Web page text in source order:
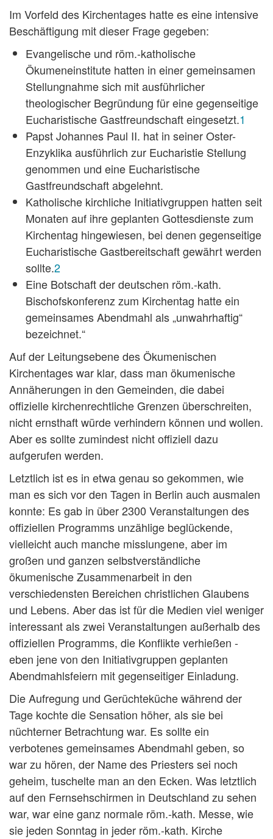
Im Vorfeld des Kirchentages hatte es eine intensive
Beschäftigung mit dieser Frage gegeben:
Evangelische und röm.-katholische
Ökumeneinstitute hatten in einer gemeinsamen
Stellungnahme sich mit ausführlicher
theologischer Begründung für eine gegenseitige
Eucharistische Gastfreundschaft eingesetzt.1
Papst Johannes Paul II. hat in seiner Oster-
Enzyklika ausführlich zur Eucharistie Stellung
genommen und eine Eucharistische
Gastfreundschaft abgelehnt.
Katholische kirchliche Initiativgruppen hatten seit
Monaten auf ihre geplanten Gottesdienste zum
Kirchentag hingewiesen, bei denen gegenseitige
Eucharistische Gastbereitschaft gewährt werden
sollte.2
Eine Botschaft der deutschen röm.-kath.
Bischofskonferenz zum Kirchentag hatte ein
gemeinsames Abendmahl als „unwahrhaftig“
bezeichnet.“
Auf der Leitungsebene des Ökumenischen
Kirchentages war klar, dass man ökumenische
Annäherungen in den Gemeinden, die dabei
offizielle kirchenrechtliche Grenzen überschreiten,
nicht ernsthaft würde verhindern können und wollen.
Aber es sollte zumindest nicht offiziell dazu
aufgerufen werden.
Letztlich ist es in etwa genau so gekommen, wie
man es sich vor den Tagen in Berlin auch ausmalen
konnte: Es gab in über 2300 Veranstaltungen des
offiziellen Programms unzählige beglückende,
vielleicht auch manche misslungene, aber im
großen und ganzen selbstverständliche
ökumenische Zusammenarbeit in den
verschiedensten Bereichen christlichen Glaubens
und Lebens. Aber das ist für die Medien viel weniger
interessant als zwei Veranstaltungen außerhalb des
offiziellen Programms, die Konflikte verhießen -
eben jene von den Initiativgruppen geplanten
Abendmahlsfeiern mit gegenseitiger Einladung.
Die Aufregung und Gerüchteküche während der
Tage kochte die Sensation höher, als sie bei
nüchterner Betrachtung war. Es sollte ein
verbotenes gemeinsames Abendmahl geben, so
war zu hören, der Name des Priesters sei noch
geheim, tuschelte man an den Ecken. Was letztlich
auf den Fernsehschirmen in Deutschland zu sehen
war, war eine ganz normale röm.-kath. Messe, wie
sie jeden Sonntag in jeder röm.-kath. Kirche